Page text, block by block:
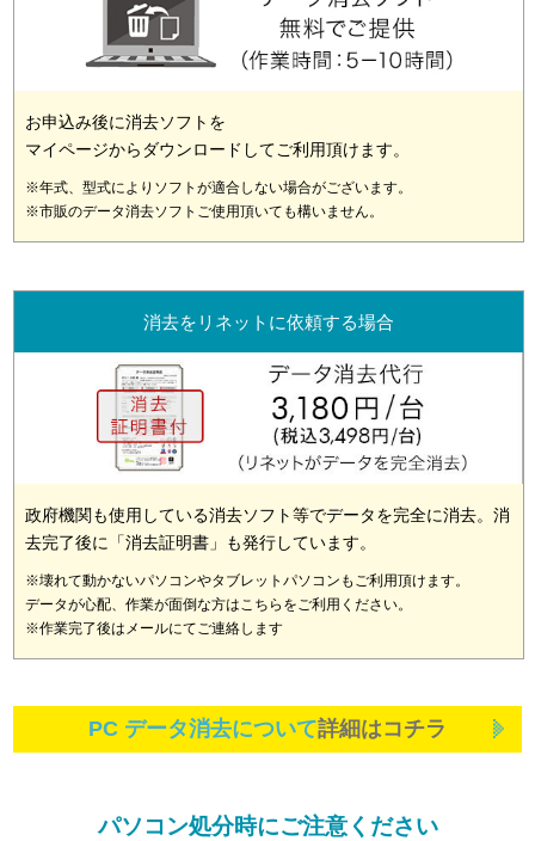
お申込み後に消去ソフトを
マイページからダウンロードしてご利用頂けます。
※年式、型式によりソフトが適合しない場合がございます。
※市販のデータ消去ソフトご使用頂いても構いません。
消去をリネットに依頼する場合
政府機関も使用している消去ソフト等でデータを完全に消去。消
去完了後に「消去証明書」も発行しています。
※壊れて動かないパソコンやタブレットパソコンもご利用頂けます。
データが心配、作業が面倒な方はこちらをご利用ください。
※作業完了後はメールにてご連絡します
PC データ消去について詳細はコチラ
パソコン処分時にご注意ください